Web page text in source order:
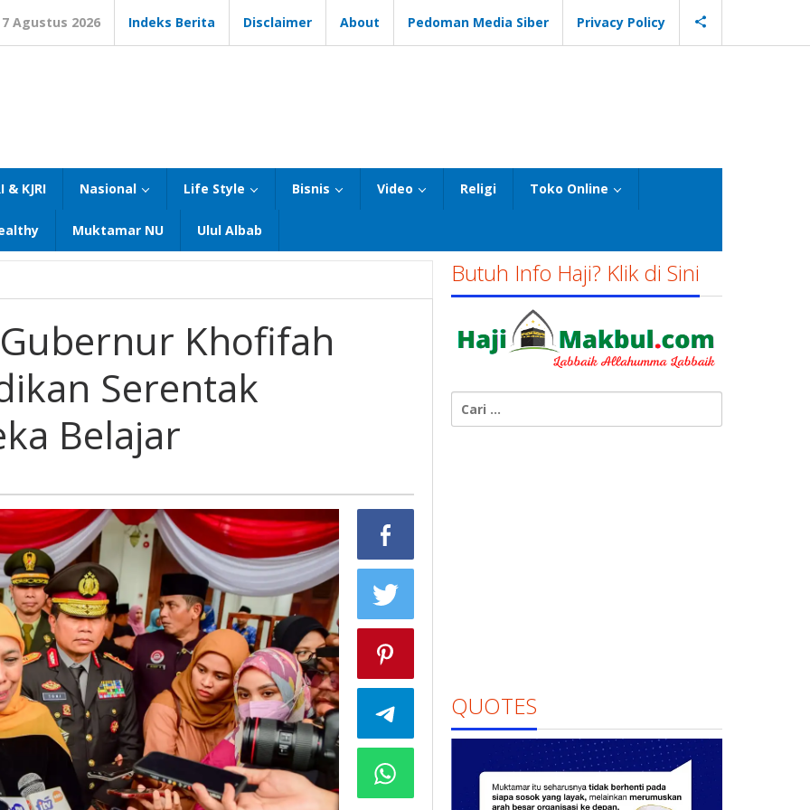
7 Agustus 2026 Indeks Berita Disclaimer About Pedoman Media Siber Privacy Policy
& KJRI Nasional Life Style Bisnis Video Religi Toko Online
Muktamar NU Ulul Albab
Khofifah
Serentak
Belajar
Butuh Info Haji? Klik di Sini
untuk:
QUOTES